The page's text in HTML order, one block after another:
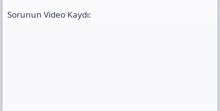
Sorunun Video Kaydı: